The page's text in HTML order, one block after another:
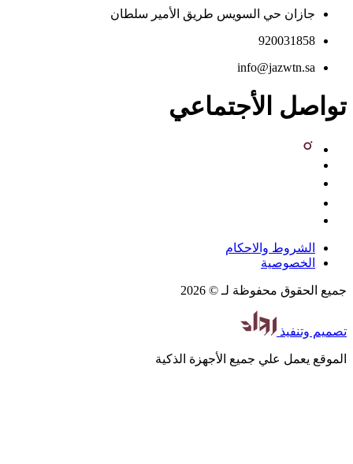
جازان حي السويس طريق الأمير سلطان
920031858
info@jazwtn.sa
تواصل الأجتماعي
الشروط والاحكام
الخصوصية
جميع الحقوق محفوظة لـ © 2026
تصميم وتنفيذ
الموقع يعمل علي جميع الأجهزة الذكية